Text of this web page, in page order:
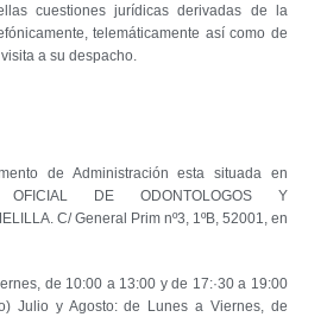
cuestiones jurídicas derivadas de la
telemáticamente así como de
a su despacho.
de Administración esta situada en
OFICIAL DE ODONTOLOGOS Y
C/ General Prim nº3, 1ºB, 52001, en
de 10:00 a 13:00 y de 17:·30 a 19:00
Julio y Agosto: de Lunes a Viernes, de